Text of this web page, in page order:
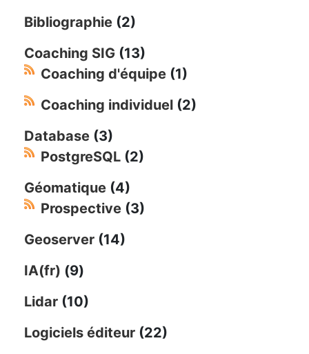
Bibliographie (2)
Coaching SIG (13)
Coaching d'équipe (1)
Coaching individuel (2)
Database (3)
PostgreSQL (2)
Géomatique (4)
Prospective (3)
Geoserver (14)
IA(fr) (9)
Lidar (10)
Logiciels éditeur (22)